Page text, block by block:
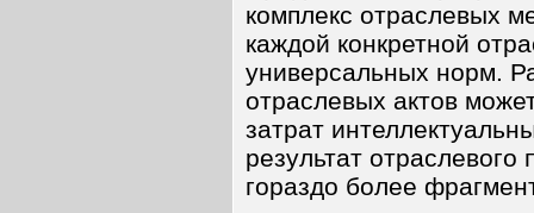
комплекс отраслевых
каждой конкретной
универсальных норм.
отраслевых актов
затрат
результат
гораздо более